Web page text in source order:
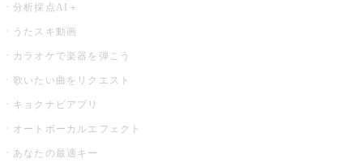
分析採点AI＋
うたスキ動画
カラオケで楽器を弾こう
歌いたい曲をリクエスト
キョクナビアプリ
オートボーカルエフェクト
あなたの最適キー